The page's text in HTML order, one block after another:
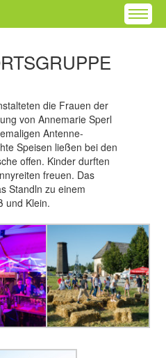
die Frauen der
von Annemarie Sperl
Antenne-
Speisen ließen bei den
offen. Kinder durften
freuen. Das
Standln zu einem
und Klein.